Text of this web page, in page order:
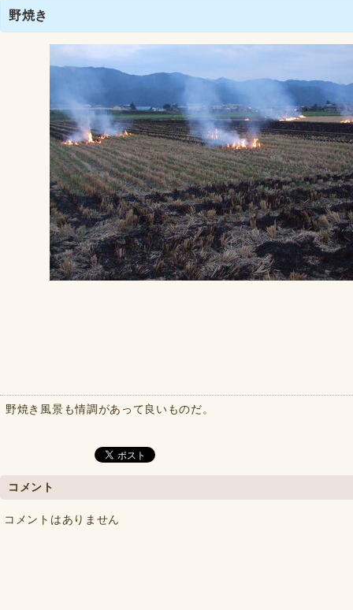
野焼き
野焼き風景も情調があって良いものだ。
コメント
コメントはありません